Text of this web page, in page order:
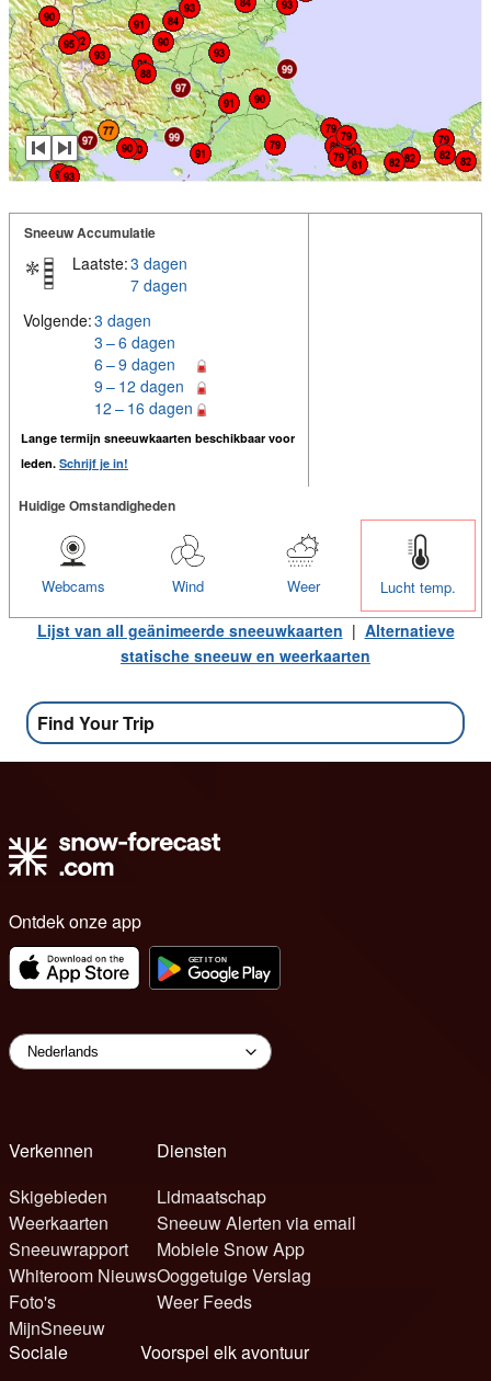
Sneeuw Accumulatie
Laatste:3 dagen
7 dagen
Volgende:3 dagen
3 – 6 dagen
6 – 9 dagen
9 – 12 dagen
12 – 16 dagen
Lange termijn sneeuwkaarten beschikbaar voor
leden. Schrijf je in!
Huidige Omstandigheden
Lucht temp.
Weer
Wind
Webcams
Lijst van all geänimeerde sneeuwkaarten | Alternatieve
statische sneeuw en weerkaarten
Find Your Trip
Ontdek onze app
Verkennen
Skigebieden
Weerkaarten
Sneeuwrapport
Whiteroom Nieuws
Foto's
MijnSneeuw
Diensten
Lidmaatschap
Sneeuw Alerten via email
Mobiele Snow App
Ooggetuige Verslag
Weer Feeds
Sociale
Voorspel elk avontuur